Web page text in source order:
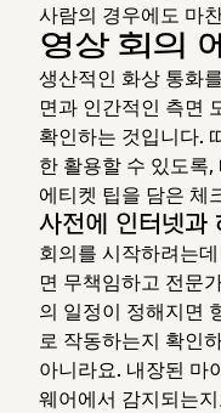
사람의 경우에도 마
영상 회의
생산적인 화상 통화
면과 인간적인 측면
확인하는 것입니다.
한 활용할 수 있도록
에티켓 팁을 담은 체
사전에 인터넷과
회의를 시작하려는
면 무책임하고 전문
의 일정이 정해지면
로 작동하는지 확인
아니라요. 내장된 마
웨어에서 감지되는